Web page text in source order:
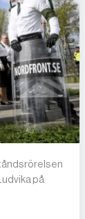
på